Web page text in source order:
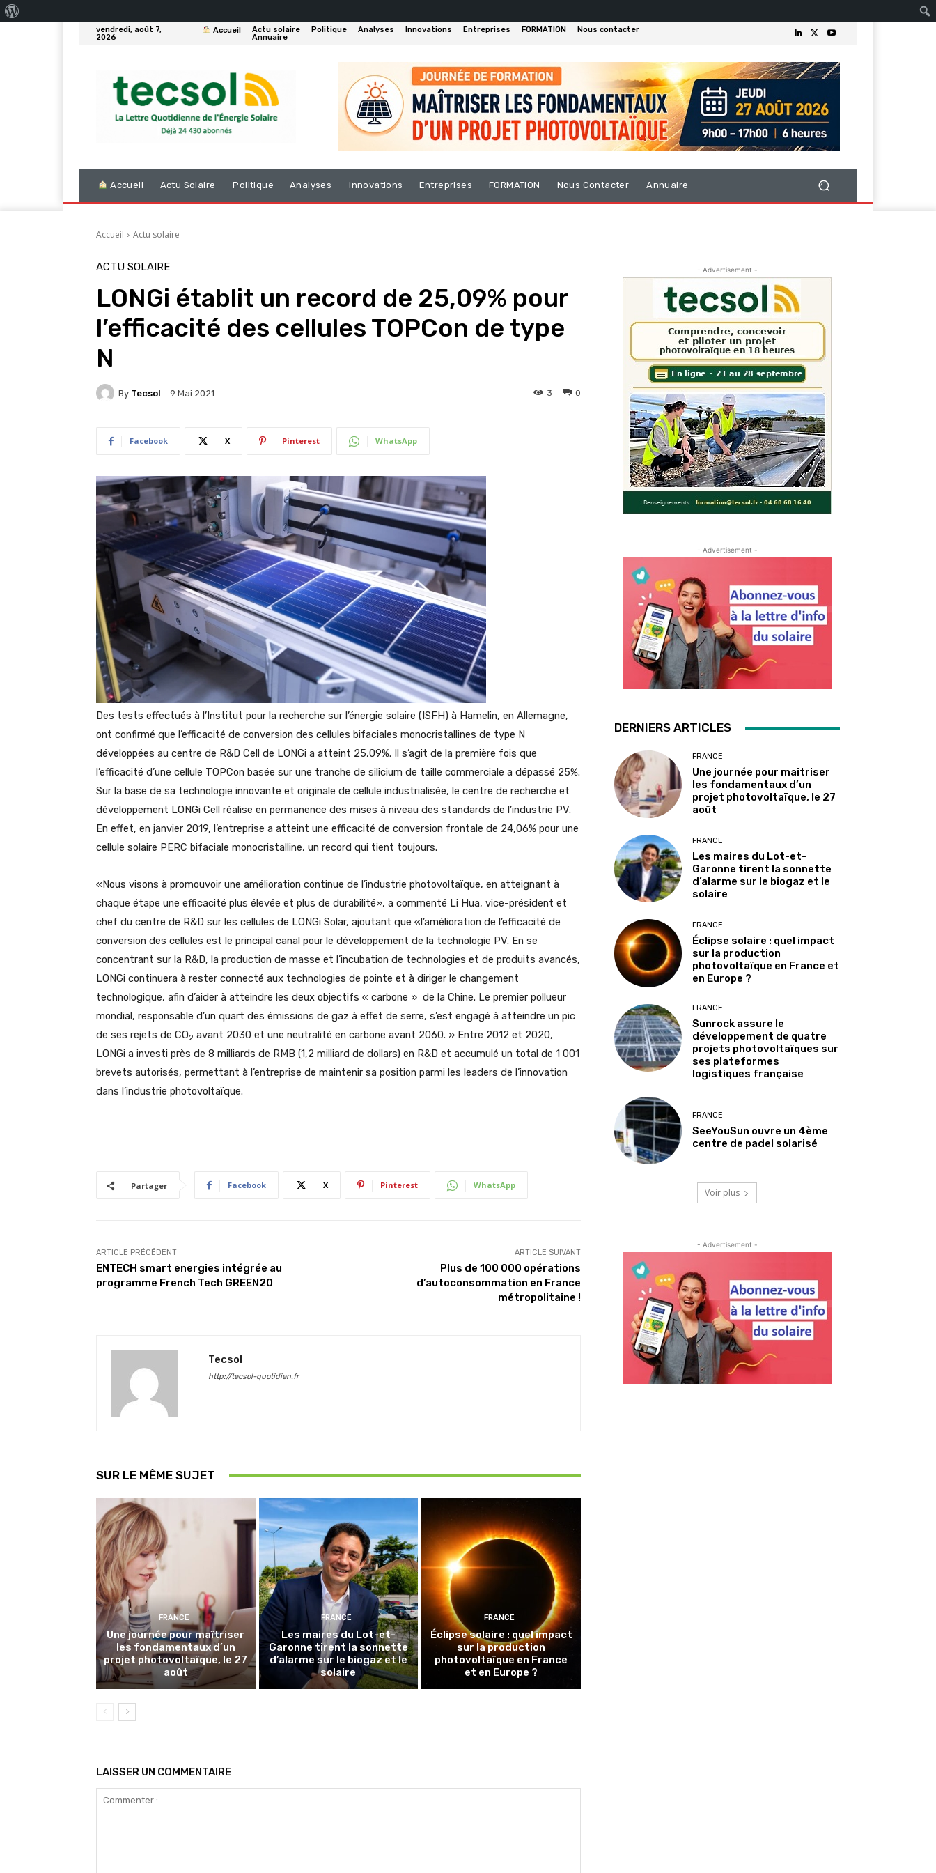
vendredi, août 7,
2026
Accueil Actu solaire Politique Analyses Innovations Entreprises FORMATION
Nous contacter
Annuaire
Accueil Actu Solaire Politique Analyses Innovations Entreprises FORMATION Nous Contacter Annuaire
Accueil Actu solaire
ACTU SOLAIRE
LONGi établit un record de 25,09% pour
l’efficacité des cellules TOPCon de type
N
By Tecsol 9 Mai 2021 0
3
Facebook X Pinterest WhatsApp
Des tests effectués à l’Institut pour la recherche sur l’énergie solaire (ISFH) à Hamelin, en Allemagne,
ont confirmé que l’efficacité de conversion des cellules bifaciales monocristallines de type N
développées au centre de R&D Cell de LONGi a atteint 25,09%. Il s’agit de la première fois que
l’efficacité d’une cellule TOPCon basée sur une tranche de silicium de taille commerciale a dépassé 25%.
Sur la base de sa technologie innovante et originale de cellule industrialisée, le centre de recherche et
développement LONGi Cell réalise en permanence des mises à niveau des standards de l’industrie PV.
En effet, en janvier 2019, l’entreprise a atteint une efficacité de conversion frontale de 24,06% pour une
cellule solaire PERC bifaciale monocristalline, un record qui tient toujours.
«Nous visons à promouvoir une amélioration continue de l’industrie photovoltaïque, en atteignant à
chaque étape une efficacité plus élevée et plus de durabilité», a commenté Li Hua, vice-président et
chef du centre de R&D sur les cellules de LONGi Solar, ajoutant que «l’amélioration de l’efficacité de
conversion des cellules est le principal canal pour le développement de la technologie PV. En se
concentrant sur la R&D, la production de masse et l’incubation de technologies et de produits avancés,
LONGi continuera à rester connecté aux technologies de pointe et à diriger le changement
technologique, afin d’aider à atteindre les deux objectifs « carbone » de la Chine. Le premier pollueur
mondial, responsable d’un quart des émissions de gaz à effet de serre, s’est engagé à atteindre un pic
de ses rejets de CO2 avant 2030 et une neutralité en carbone avant 2060. » Entre 2012 et 2020,
LONGi a investi près de 8 milliards de RMB (1,2 milliard de dollars) en R&D et accumulé un total de 1 001
brevets autorisés, permettant à l’entreprise de maintenir sa position parmi les leaders de l’innovation
dans l’industrie photovoltaïque.
Partager Facebook X Pinterest WhatsApp
ARTICLE PRÉCÉDENT
ENTECH smart energies intégrée au
programme French Tech GREEN20
ARTICLE SUIVANT
Plus de 100 000 opérations
d’autoconsommation en France
métropolitaine !
Tecsol
http://tecsol-quotidien.fr
SUR LE MÊME SUJET
FRANCE
Une journée pour maîtriser
les fondamentaux d’un
projet photovoltaïque, le 27
août
FRANCE
Les maires du Lot-et-
Garonne tirent la sonnette
d’alarme sur le biogaz et le
solaire
FRANCE
Éclipse solaire : quel impact
sur la production
photovoltaïque en France
et en Europe ?
LAISSER UN COMMENTAIRE
- Advertisement -
- Advertisement -
DERNIERS ARTICLES
FRANCE
Une journée pour maîtriser
les fondamentaux d’un
projet photovoltaïque, le 27
août
FRANCE
Les maires du Lot-et-
Garonne tirent la sonnette
d’alarme sur le biogaz et le
solaire
FRANCE
Éclipse solaire : quel impact
sur la production
photovoltaïque en France et
en Europe ?
FRANCE
Sunrock assure le
développement de quatre
projets photovoltaïques sur
ses plateformes
logistiques française
FRANCE
SeeYouSun ouvre un 4ème
centre de padel solarisé
Voir plus
- Advertisement -